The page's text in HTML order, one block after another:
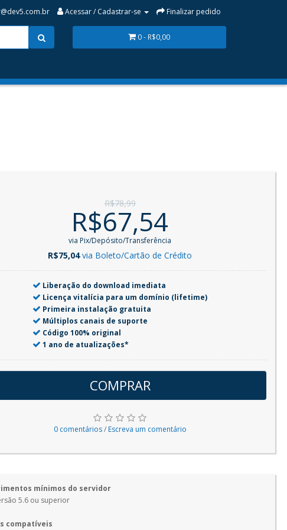
Acessar / Cadastrar-se Finalizar pedido
0 - R$0,00
R$78,99
R$67,54
via Pix/Depósito/Transferência
R$75,04via Boleto/Cartão de Crédito
Liberação do download imediata
Licença vitalícia para um domínio (lifetime)
Primeira instalação gratuita
Múltiplos canais de suporte
Código 100% original
1 ano de atualizações*
COMPRAR
0 comentários/ Escreva um comentário
mínimos do servidor
5.6 ou superior
compatíveis